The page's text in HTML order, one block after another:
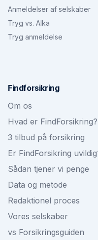
Anmeldelser af selskaber
Tryg vs. Alka
Tryg anmeldelse
Findforsikring
Om os
Hvad er FindForsikring?
3 tilbud på forsikring
Er FindForsikring
Sådan tjener vi penge
Data og metode
Redaktionel proces
Vores selskaber
vs Forsikringsguiden